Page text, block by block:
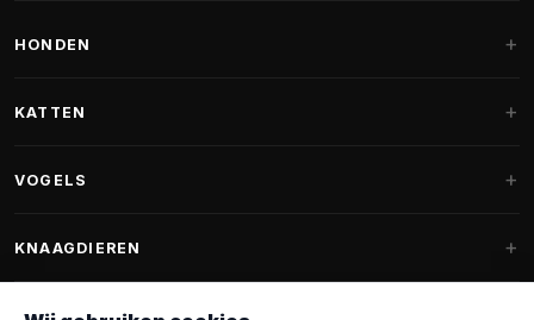
HONDEN
Fantail hondenmanden
KATTEN
Krabpalen voor Maine Coon
VOGELS
Vogelvoer binnenvogels
KNAAGDIEREN